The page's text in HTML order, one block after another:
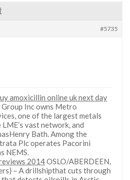
#5735
amoxicillin online uk next day
Group Inc owns Metro
one of the largest metals
vast network, and
Bath. Among the
Plc operates Pacorini
NEMS.
2014OSLO/ABERDEEN,
– A drillshipthat cuts through